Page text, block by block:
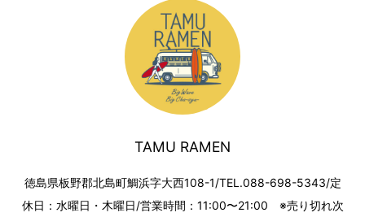
TAMU RAMEN
徳島県板野郡北島町鯛浜字大西108-1/TEL.088-698-5343/定
休日：水曜日・木曜日/営業時間：11:00〜21:00 ※売り切れ次